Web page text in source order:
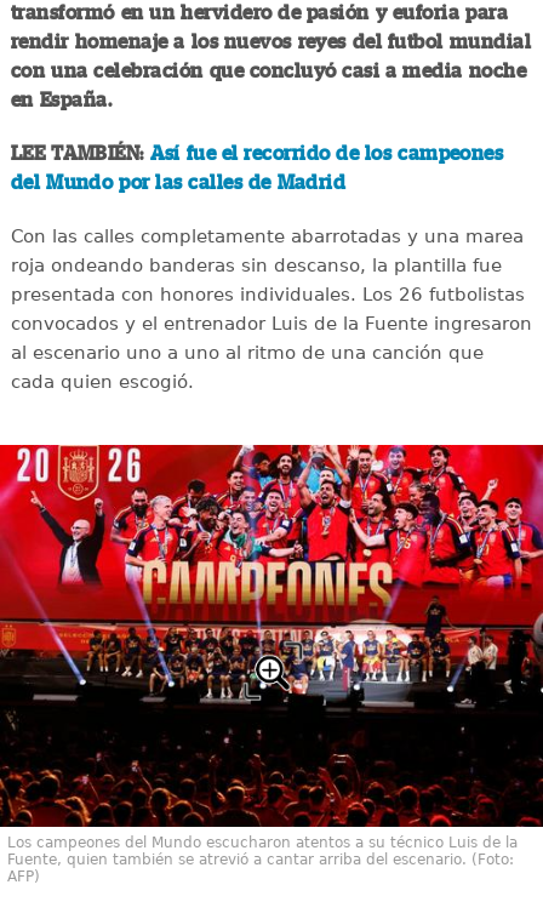
transformó en un hervidero de pasión y euforia para
rendir homenaje a los nuevos reyes del futbol mundial
con una celebración que concluyó casi a media noche
en España.
LEE TAMBIÉN: Así fue el recorrido de los campeones
del Mundo por las calles de Madrid
Con las calles completamente abarrotadas y una marea
roja ondeando banderas sin descanso, la plantilla fue
presentada con honores individuales. Los 26 futbolistas
convocados y el entrenador Luis de la Fuente ingresaron
al escenario uno a uno al ritmo de una canción que
cada quien escogió.
Los campeones del Mundo escucharon atentos a su técnico Luis de la
Fuente, quien también se atrevió a cantar arriba del escenario. (Foto:
AFP)